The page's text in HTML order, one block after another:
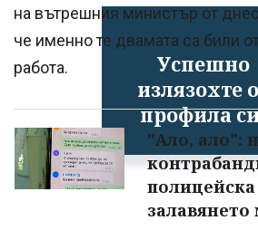
Успешно
излязохте
профила
на вътрешния министър от
че именно те двамата са били
работа.
"Ало, ало":
залавянето